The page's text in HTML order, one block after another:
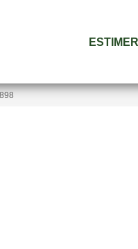
ESTIMER